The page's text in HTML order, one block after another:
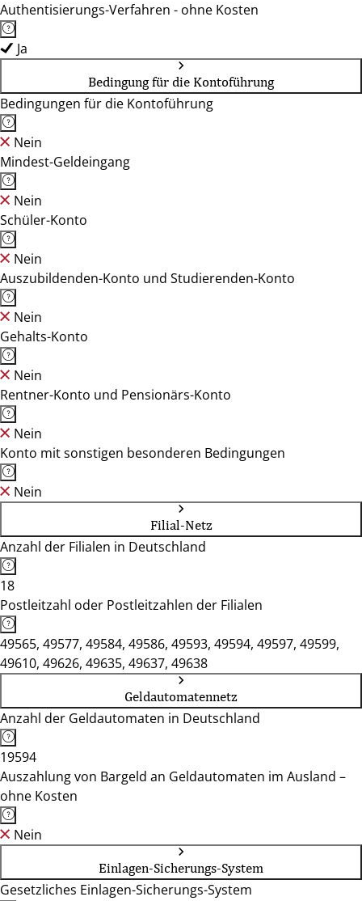
Authentisierungs-Verfahren - ohne Kosten
Ja
Bedingung für die Kontoführung
Bedingungen für die Kontoführung
Nein
Mindest-Geldeingang
Nein
Schüler-Konto
Nein
Auszubildenden-Konto und Studierenden-Konto
Nein
Gehalts-Konto
Nein
Rentner-Konto und Pensionärs-Konto
Nein
Konto mit sonstigen besonderen Bedingungen
Nein
Filial-Netz
Anzahl der Filialen in Deutschland
18
Postleitzahl oder Postleitzahlen der Filialen
49565, 49577, 49584, 49586, 49593, 49594, 49597, 49599,
49610, 49626, 49635, 49637, 49638
Geldautomatennetz
Anzahl der Geldautomaten in Deutschland
19594
Auszahlung von Bargeld an Geldautomaten im Ausland –
ohne Kosten
Nein
Einlagen-Sicherungs-System
Gesetzliches Einlagen-Sicherungs-System